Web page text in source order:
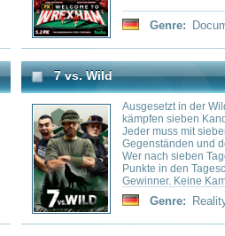
gegen die Wildnis
Ex-Soldat und Abenteurer Ed Stafford wird in
Winkeln der Welt ausgesetzt, von wo aus er
Tage Zeit hat, um einen Weg zurück in die Zivilisation
Die Naturlandschaften verlangen nicht nur ihren
Bewohnern ein Höchstmaß an Widerstandskraft
Ausdauer ab, auch Ed Stafford muss sein gesamtes
Wissen einsetzen, um sein Ziel zu erreichen und
entkräftet aufzugeben. Den Überlebenskampf tritt er
anderem in der Atacama-Wüste in Südamerika und
Altai-Gebirge in der Mongolei an
Genre: Adventure,Reality-TV IMDb: 8.2 / 10
- Wohnen in der Wildnis
slickers get schooled by awesome hosts on their last
predators & natural disasters